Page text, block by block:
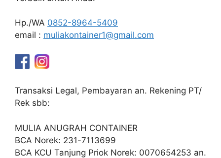
Hp./WA 0852-8964-5409
email : muliakontainer1@gmail.com
Transaksi Legal, Pembayaran an. Rekening PT/
Rek sbb:
MULIA ANUGRAH CONTAINER
BCA Norek: 231-7113699
BCA KCU Tanjung Priok Norek: 0070654253 an.